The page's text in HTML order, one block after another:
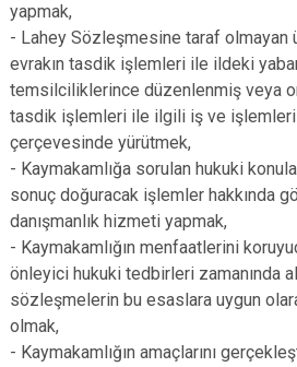
yapmak,
- Lahey Sözleşmesine taraf olmayan
evrakın tasdik işlemleri ile ildeki
temsilciliklerince düzenlenmiş veya
tasdik işlemleri ile ilgili iş ve
çerçevesinde yürütmek,
- Kaymakamlığa sorulan hukuki
sonuç doğuracak işlemler hakkında
danışmanlık hizmeti yapmak,
- Kaymakamlığın menfaatlerini
önleyici hukuki tedbirleri zamanında
sözleşmelerin bu esaslara uygun
olmak,
- Kaymakamlığın amaçlarını